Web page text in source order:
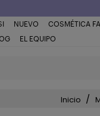
NUEVO COSMÉTICA
EL EQUIPO
Inicio